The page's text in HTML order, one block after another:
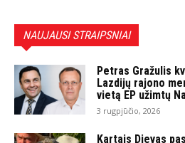
NAUJAUSI STRAIPSNIAI
Petras Gražulis
Lazdijų rajono
vietą EP užimtų
3 rugpjūčio, 2026
Kartais Dievas